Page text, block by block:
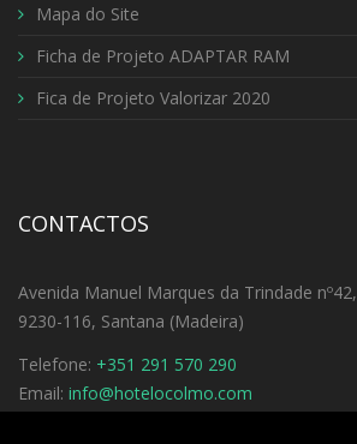
Mapa do Site
Ficha de Projeto ADAPTAR RAM
Fica de Projeto Valorizar 2020
CONTACTOS
Avenida Manuel Marques da Trindade nº42,
9230-116, Santana (Madeira)
Telefone: +351 291 570 290
Email: info@hotelocolmo.com